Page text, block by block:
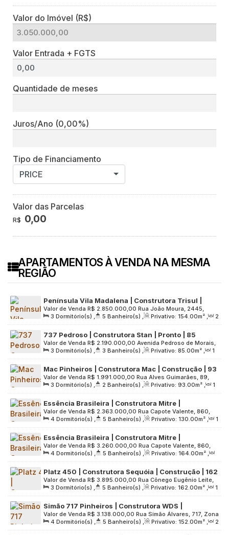
Valor do Imóvel (R$)
Valor Entrada + FGTS
Quantidade de meses
Juros/Ano (0,00%)
Tipo de Financiamento
PRICE
Valor das Parcelas
R$ 0,00
APARTAMENTOS À VENDA NA MESMA
REGIÃO
Península Vila Madalena | Construtora Trisul |
Pronto | 154 metros | 03 suítes | 02 vagas
R$ 2.850.000,00
Valor de Venda
Rua João Moura, 2445,
Zona Oeste, 05412-004, Pinheiros, São Paulo, São Paulo,
Brasil
3 Dormitório(s) , 5 Banheiro(s) , Privativo: 154.00m² ,
2
Sala(s) , 3 Suíte(s) , 2 Vaga(s) , Útil: 154.00m² ,
Terreno: 3762.00 m²
737 Pedroso | Construtora Stan | Pronto | 85
metros | 03 dormitórios | suíte | varanda | 01 vaga
R$ 2.190.000,00
Valor de Venda
Avenida Pedroso de Morais,
737, Zona Oeste, 05419-000, Pinheiros, São Paulo, São
Paulo, Brasil
3 Dormitório(s) , 3 Banheiro(s) , Privativo: 85.00m² ,
1
Sala(s) , 1 Suíte(s) , 1 Vaga(s) , Útil: 85.00m² ,
Terreno:
2140 .00m²
Mac Pinheiros | Construtora Mac | Construção | 93
metros | 03 dormitórios | suíte | varanda | 01 vaga
R$ 1.991.000,00
Valor de Venda
Rua Alves Guimarães, 89,
Zona Oeste, 05410-000, Pinheiros, São Paulo, São Paulo,
Brasil
3 Dormitório(s) , 2 Banheiro(s) , Privativo: 93.00m² ,
1
Sala(s) , 1 Suíte(s) , 1 Vaga(s) , Útil: 93.00m² ,
Terreno:
1732.00m²
Essência Brasileira | Construtora Mitre |
Construção | 130 metros | 04 dormitórios | 02
suítes | varanda gourmet | 02 vagas
R$ 2.363.000,00
Valor de Venda
Rua Capote Valente, 860,
Zona Oeste, 05409-002, Pinheiros, São Paulo, São Paulo,
Brasil
4 Dormitório(s) , 5 Banheiro(s) , Privativo: 130.00m² ,
1
Sala(s) , 2 Suíte(s) , 2 Vaga(s) , Útil: 130.00m² ,
Terreno: 2539.00m²
Essência Brasileira | Construtora Mitre |
Construção | 164 metros | 04 suítes | varanda
gourmet | hall privativo | 02 vagas
R$ 3.260.000,00
Valor de Venda
Rua Capote Valente, 860,
Zona Oeste, 05409-002, Pinheiros, São Paulo, São Paulo,
Brasil
4 Dormitório(s) , 5 Banheiro(s) , Privativo: 164.00m² ,
2 Sala(s) , 4 Suíte(s) , 2 Vaga(s) , Útil: 164.00m² ,
Terreno: 2539.00m²
Platz 450 | Construtora Sequóia | Construção | 162
metros | 03 suítes | varanda gourmet | hall
privativo | 02 vagas
R$ 3.895.000,00
Valor de Venda
Rua Cônego Eugênio Leite,
450, Zona Oeste, 05414-000, Pinheiros, São Paulo, São
Paulo, Brasil
3 Dormitório(s) , 5 Banheiro(s) , Privativo: 162.00m² ,
1
Sala(s) , 3 Suíte(s) , 2 Vaga(s) , Útil: 162.00m² ,
Terreno: 4482.00m²
Simão 717 Pinheiros | Construtora WDS |
Construção | 152 metros | 04 dormitórios | 02
suítes | varanda gourmet | 02 vagas
R$ 3.138.000,00
Valor de Venda
Rua Simão Álvares, 717, Zona
Oeste, 05417-030, Pinheiros, São Paulo, São Paulo, Brasil
4 Dormitório(s) , 5 Banheiro(s) , Privativo: 152.00m² ,
2
Sala(s) , 2 Suíte(s) , 2 Vaga(s) , Útil: 152.00m² ,